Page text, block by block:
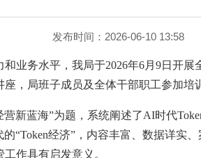
发布时间：2026-06-10 13:58
业务水平，我局于2026年6月9日开
，局班子成员及全体干部职工参加培
新蓝海”为题，系统阐述了AI时代
“Token经济”，内容丰富、数据详实
作具有启发意义。